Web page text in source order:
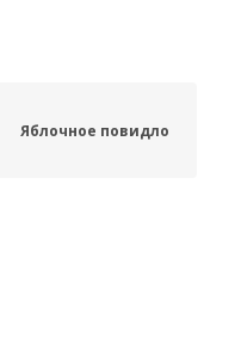
Яблочное повидло